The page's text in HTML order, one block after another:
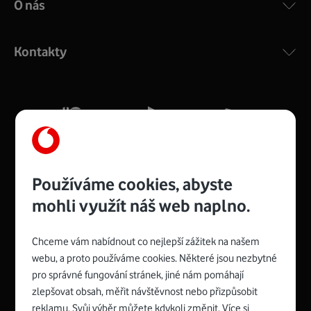
COMPAL CH7465VF
silný signál pro celou domácnost. Kompaktní rozměry 21
Více o COMPAL CH7465VF
Zyxel VMG8623-T50B:
Rozměry modemu jsou 16 x 22 x 7,5 cm (včetně stojánku)
Spojte se s Vodafonem
O nás
Kontakty
Používáme cookies, abyste
mohli využít náš web naplno.
Chceme vám nabídnout co nejlepší zážitek na našem
webu, a proto používáme cookies. Některé jsou nezbytné
pro správné fungování stránek, jiné nám pomáhají
zlepšovat obsah, měřit návštěvnost nebo přizpůsobit
reklamu. Svůj výběr můžete kdykoli změnit. Více si